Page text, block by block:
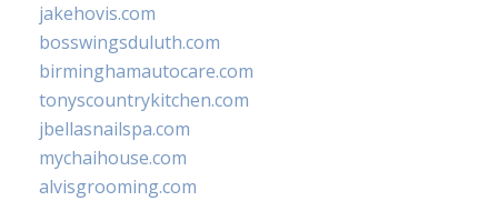
jakehovis.com
bosswingsduluth.com
birminghamautocare.com
tonyscountrykitchen.com
jbellasnailspa.com
mychaihouse.com
alvisgrooming.com